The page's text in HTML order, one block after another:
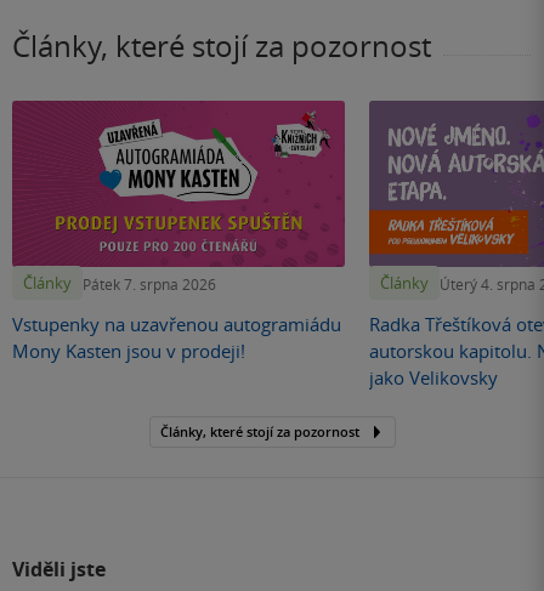
Články, které stojí za pozornost
Články Pátek 7. srpna 2026
Vstupenky na uzavřenou autogramiádu
Mony Kasten jsou v prodeji!
Články Úterý 4. srpna
Radka Třeštíková
autorskou kapitolu.
jako Velikovsky
Články, které stojí za pozornost
Viděli jste